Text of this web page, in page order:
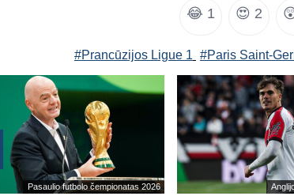
😂 1 😍 2
#Prancūzijos Ligue 1 #Paris Saint-
Pasaulio futbolo čempionatas 2026